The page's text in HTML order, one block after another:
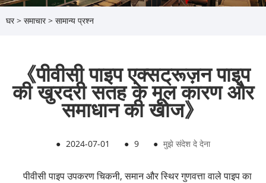
घर > समाचार> सामान्य प्रश्न
《पीवीसी पाइप एक्सट्रूज़न पाइप
की खुरदरी सतह के मूल कारण और
समाधान की खोज》
● 2024-07-01 ● 9 ● मुझे संदेश दे देना
पीवीसी पाइप उपकरण चिकनी, समान और स्थिर गुणवत्ता वाले पाइप का